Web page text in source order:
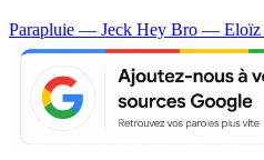
Parapluie — Jeck Hey Bro — Eloïz